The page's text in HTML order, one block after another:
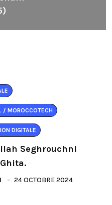
/ MOROCCOTECH
DIGITALE
Seghrouchni
24 OCTOBRE 2024